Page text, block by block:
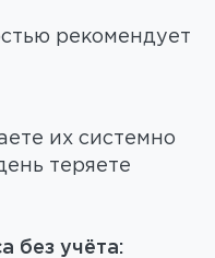
рекомендует
их системно
теряете
без учёта: